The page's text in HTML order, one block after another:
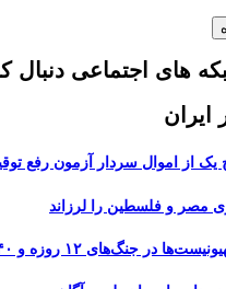
های اجتماعی دنبال
ایران
یک از اموال سردار آزمون رفع